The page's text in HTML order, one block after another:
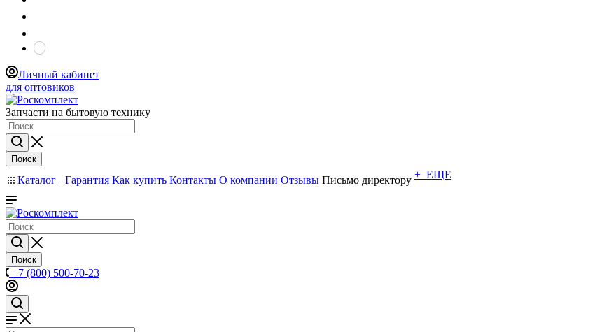
Личный кабинет
для оптовиков
Запчасти на бытовую технику
Поиск
Каталог Гарантия Как купить Контакты О компании Отзывы Письмо директору + ЕЩЕ
Поиск
+7 (800) 500-70-23